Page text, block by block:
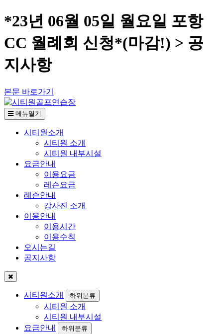
*23년 06월 05일 월요일 포항
CC 월례회 신청*(마감!) > 공
지사항
본문 바로가기
메뉴열기
시티원소개
시티원 소개
시티원 내부시설
요금안내
이용요금
레슨요금
레슨안내
강사진 소개
이용안내
이용시간
이용수칙
오시는길
공지사항
시티원소개 하위분류
시티원 소개
시티원 내부시설
요금안내
하위분류